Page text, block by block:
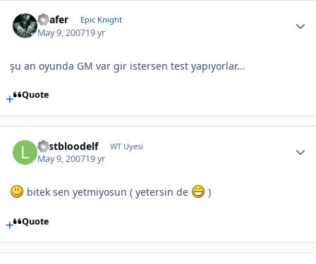
Loafer Epic Knight
May 9, 200719 yr
şu an oyunda GM var gir istersen test yapıyorlar...
Quote
Lastbloodelf WT Uyesi
May 9, 200719 yr
bitek sen yetmiyosun ( yetersin de )
Quote